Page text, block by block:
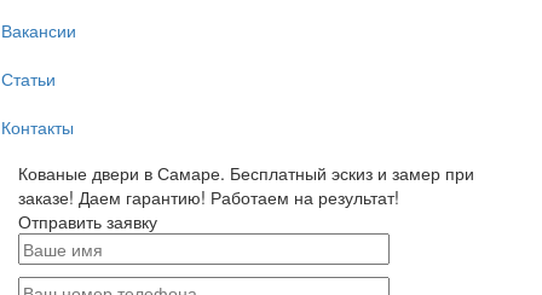
Вакансии
Статьи
Контакты
Кованые двери в Самаре. Бесплатный эскиз и замер при
заказе! Даем гарантию! Работаем на результат!
Отправить заявку